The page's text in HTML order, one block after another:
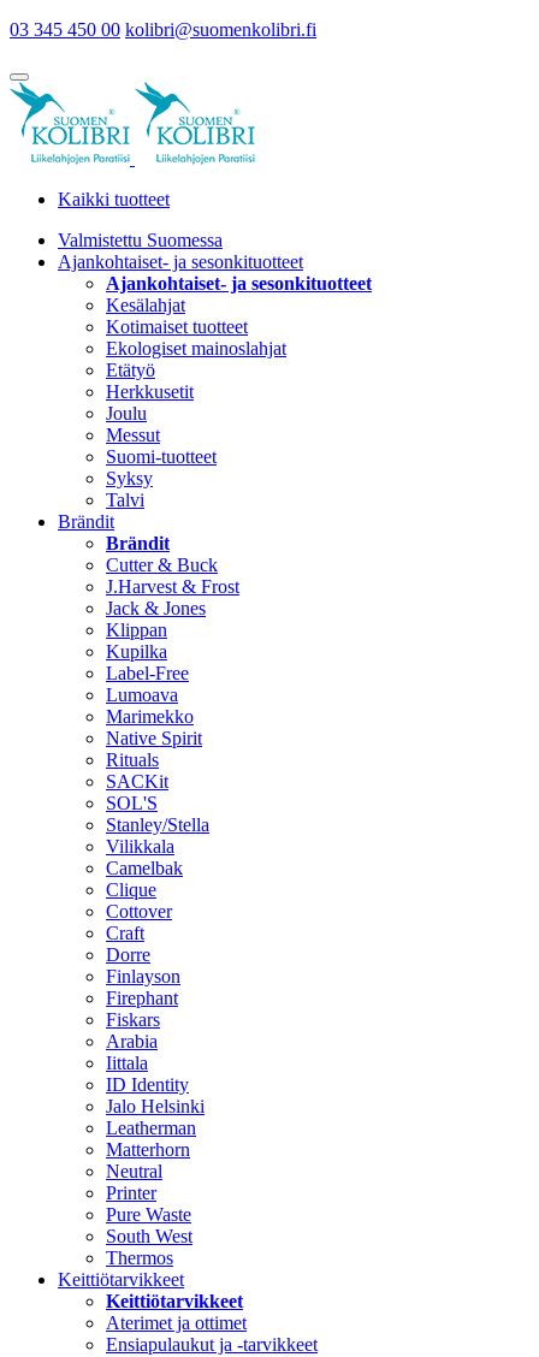
03 345 450 00 kolibri@suomenkolibri.fi
Kaikki tuotteet
Valmistettu Suomessa
Ajankohtaiset- ja sesonkituotteet
Ajankohtaiset- ja sesonkituotteet
Kesälahjat
Kotimaiset tuotteet
Ekologiset mainoslahjat
Etätyö
Herkkusetit
Joulu
Messut
Suomi-tuotteet
Syksy
Talvi
Brändit
Brändit
Cutter & Buck
J.Harvest & Frost
Jack & Jones
Klippan
Kupilka
Label-Free
Lumoava
Marimekko
Native Spirit
Rituals
SACKit
SOL'S
Stanley/Stella
Vilikkala
Camelbak
Clique
Cottover
Craft
Dorre
Finlayson
Firephant
Fiskars
Arabia
Iittala
ID Identity
Jalo Helsinki
Leatherman
Matterhorn
Neutral
Printer
Pure Waste
South West
Thermos
Keittiötarvikkeet
Keittiötarvikkeet
Aterimet ja ottimet
Ensiapulaukut ja -tarvikkeet